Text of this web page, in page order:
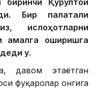
биринчи Қурултой
Бир палатали
ислоҳотларни
амалга оширишга
у.
давом этаётган
фуқаролар онгига